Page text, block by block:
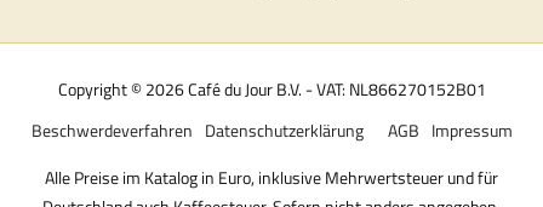
Copyright © 2026 Café du Jour B.V. - VAT: NL866270152B01
Impressum
AGB
Datenschutzerklärung
Beschwerdeverfahren
Alle Preise im Katalog in Euro, inklusive Mehrwertsteuer und für